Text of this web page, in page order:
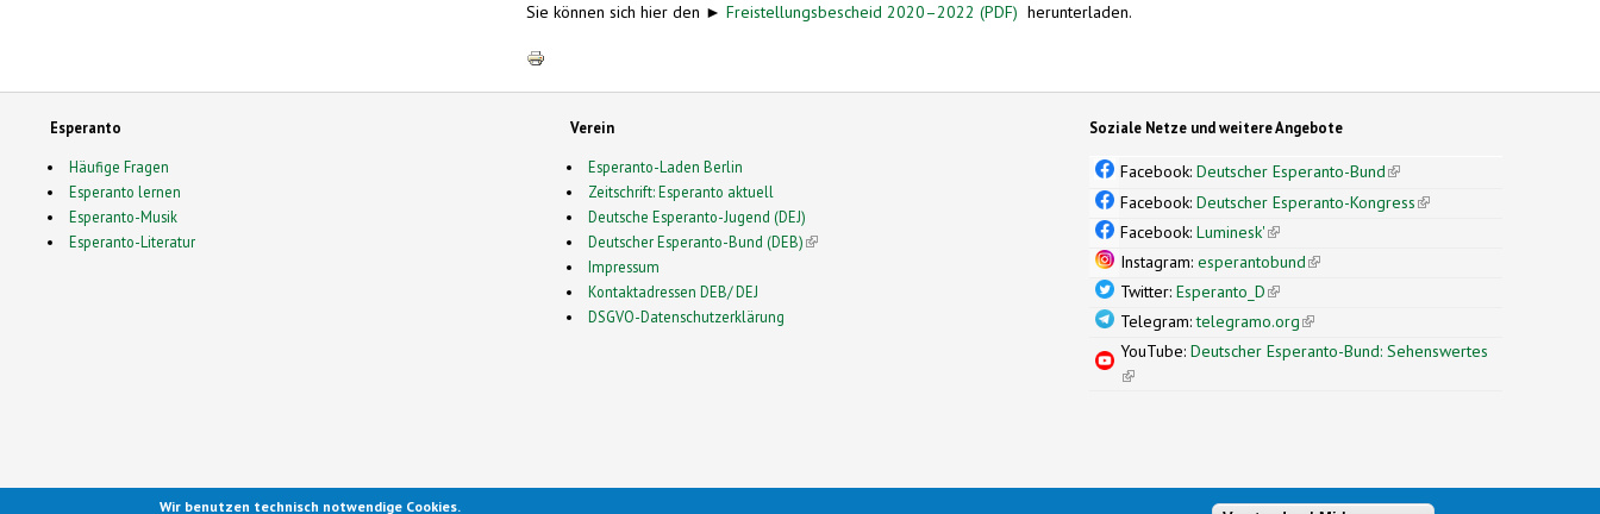
Sie können sich hier den ► Freistellungsbescheid 2020–2022 (PDF) herunterladen.
Esperanto
Häufige Fragen
Esperanto lernen
Esperanto-Musik
Esperanto-Literatur
Verein
Esperanto-Laden Berlin
Zeitschrift: Esperanto aktuell
Deutsche Esperanto-Jugend (DEJ)
Deutscher Esperanto-Bund (DEB)(link is external)
Impressum
Kontaktadressen DEB/ DEJ
DSGVO-Datenschutzerklärung
Soziale Netze und weitere Angebote
Facebook:Deutscher Esperanto-Bund(link is external)
Facebook:Deutscher Esperanto-Kongress(link is external)
Facebook:Luminesk'(link is external)
Instagram:esperantobund(link is external)
Twitter:Esperanto_D(link is external)
Telegram:telegramo.org(link is external)
YouTube:Deutscher Esperanto-Bund: Sehenswertes
(link is external)
Wir benutzen technisch notwendige Cookies.